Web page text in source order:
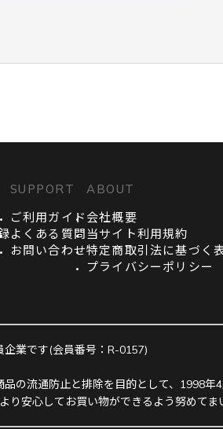
SUPPORT
ご利用ガイド
よくある質問
お問い合わせ
ABOUT
会社概要
当サイト利用規約
特定商取引法に基づく
プライバシーポリシー
業です(会員番号：R-0157)
の流通防止と排除を目的として、1998年4
安心してお買い物ができるよう努めてま